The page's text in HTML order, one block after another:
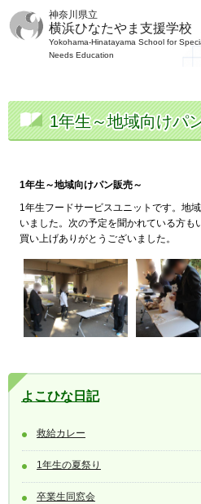
神奈川県立
横浜ひなたやま支援学校
Yokohama-Hinatayama School for
Needs Education
1年生～地域向けパ
1年生～地域向けパン販売～
1年生フードサービスユニットです。地
いました。次の予定を聞かれている方も
買い上げありがとうございました。
よこひな日記
救給カレー
1年生の夏祭り
卒業生同窓会